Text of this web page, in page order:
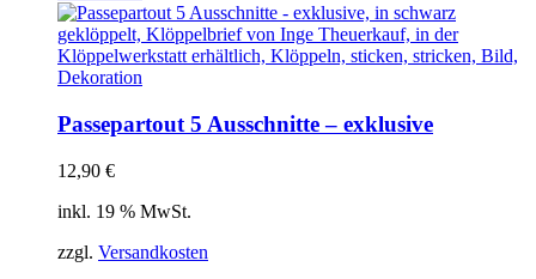
Optionen
können
auf
gewählt
werden
Passepartout 5 Ausschnitte – exklusive
12,90 €
inkl. 19 % MwSt.
zzgl. Versandkosten